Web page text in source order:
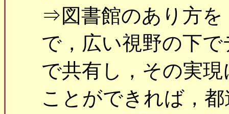
⇒図書館のあり方を
で，広い視野の下
で共有し，その実
ことができれば，